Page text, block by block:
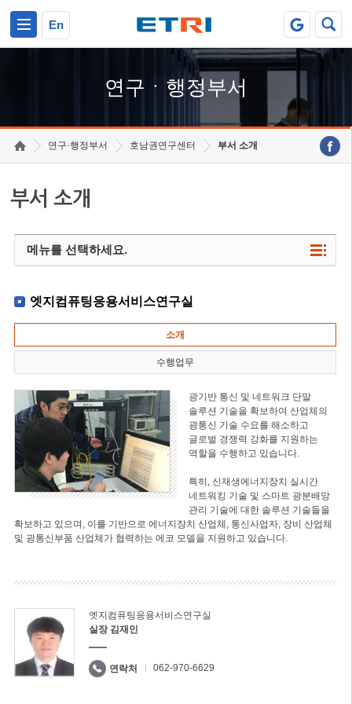
En
연구ㆍ행정부서
연구·행정부서 호남권연구센터 부서 소개
부서 소개
메뉴를 선택하세요.
엣지컴퓨팅응용서비스연구실
소개
수행업무
광기반 통신 및 네트워크 단말
솔루션 기술을 확보하여 산업체의
광통신 기술 수요를 해소하고
글로벌 경쟁력 강화를 지원하는
역할을 수행하고 있습니다.
특히, 신재생에너지장치 실시간
네트워킹 기술 및 스마트 광분배망
관리 기술에 대한 솔루션 기술들을
확보하고 있으며, 이를 기반으로 에너지장치 산업체, 통신사업자, 장비 산업체
및 광통신부품 산업체가 협력하는 에코 모델을 지원하고 있습니다.
엣지컴퓨팅응용서비스연구실
실장 김재인
연락처 062-970-6629